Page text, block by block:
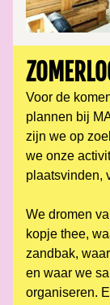
Voor de
plannen bij
zijn we op
we onze
plaatsvinden,
We dromen
kopje thee,
zandbak,
en waar we
organiseren.